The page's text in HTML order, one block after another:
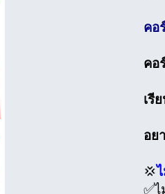
คอ
คอ
เรี
อย
💢
✅